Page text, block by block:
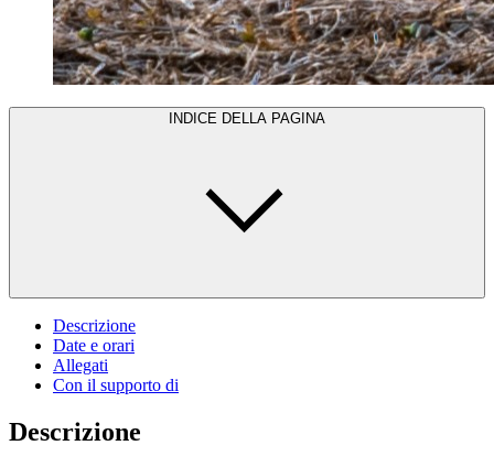
INDICE DELLA PAGINA
Descrizione
Date e orari
Allegati
Con il supporto di
Descrizione